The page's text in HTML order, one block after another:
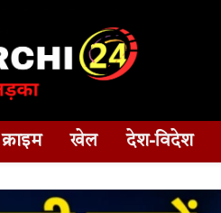
क्राइम खेल देश-विदेश